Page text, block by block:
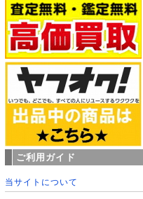
ご利用ガイド
当サイトについて